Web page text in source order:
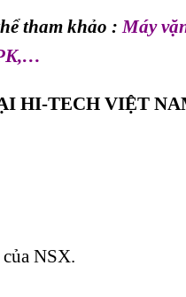
tham khảo : Máy
,…
HI-TECH VIỆT
NSX.